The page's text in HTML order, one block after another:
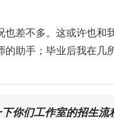
也差不多。这或许也和
的助手；毕业后我在几
你们工作室的招生